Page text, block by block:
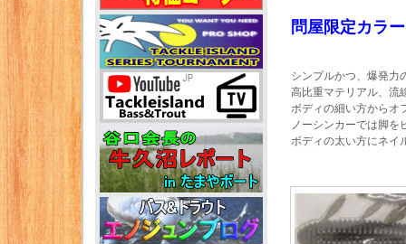
問屋限定カラ
シンプルかつ、爆発力
高比重マテリアル、流
ボディの細い方からオ
ノーシンカーでは脚を
ボディの太い方にネイ